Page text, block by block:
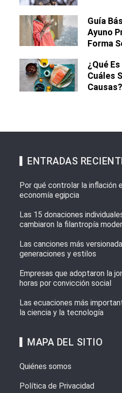
Guía
Ayuno
Forma
¿Qué
Cuáles
Causas?
ENTRADAS
Por qué controlar la inflación
economía egipcia
Las 15 donaciones
cambiaron la filantropía
Las canciones más
generaciones y estilos
Empresas que adoptaron la
horas por convicción social
Las ecuaciones más
la ciencia y la tecnología
MAPA DEL SITIO
Quiénes somos
Política de Privacidad